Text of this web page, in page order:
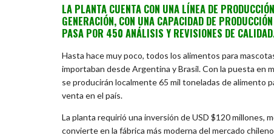
LA PLANTA CUENTA CON UNA LÍNEA DE
GENERACIÓN, CON UNA CAPACIDAD DE
PASA POR 450 ANÁLISIS Y REVISIONES DE
Hasta hace muy poco, todos los alimentos para
importaban desde Argentina y Brasil. Con la puesta en
se producirán localmente 65 mil toneladas de alimento
venta en el país.
La planta requirió una inversión de USD $120
convierte en la fábrica más moderna del mercado